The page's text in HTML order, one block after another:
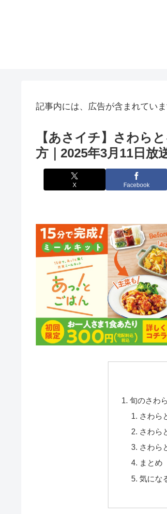
記事内には、広告が含まれていま
【あさイチ】さわら
方｜2025年3月11日放
X Facebook
旬のさわ
さわら
さわら
さわら
まとめ
気にな